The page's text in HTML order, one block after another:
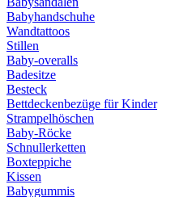
Babyhandschuhe
Wandtattoos
Stillen
Baby-overalls
Badesitze
Besteck
Bettdeckenbezüge für Kinder
Strampelhöschen
Baby-Röcke
Schnullerketten
Boxteppiche
Kissen
Babygummis